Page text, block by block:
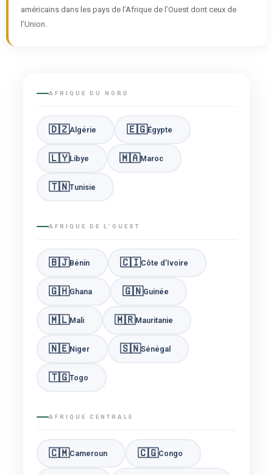
américains dans les pays de l’Afrique de l’Ouest dont ceux de
l’Union.
AFRIQUE DU NORD
🇩🇿Algérie 🇪🇬Égypte
🇱🇾Libye 🇲🇦Maroc
🇹🇳Tunisie
AFRIQUE DE L’OUEST
🇧🇯Bénin 🇨🇮Côte d’Ivoire
🇬🇭Ghana 🇬🇳Guinée
🇲🇱Mali 🇲🇷Mauritanie
🇳🇪Niger 🇸🇳Sénégal
🇹🇬Togo
AFRIQUE CENTRALE
🇨🇲Cameroun 🇨🇬Congo